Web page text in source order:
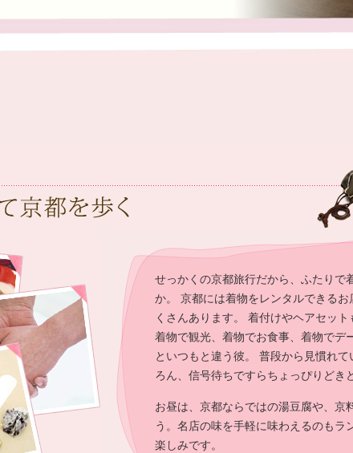
せっかくの京都旅行だから、ふたりで
か。 京都には着物をレンタルできるお
くさんあります。 着付けやヘアセット
着物で観光、着物でお食事、着物でデ
といつもと違う彼。 普段から見慣れ
ろん、信号待ちですらちょっぴりどき
お昼は、京都ならではの湯豆腐や、京
う。名店の味を手軽に味わえるのもラ
楽しみです。